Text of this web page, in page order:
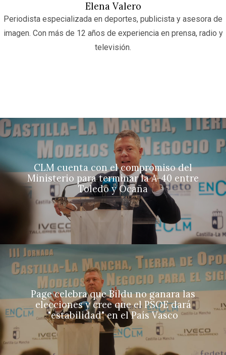
Elena Valero
Periodista especializada en deportes, publicista y asesora de
imagen. Con más de 12 años de experiencia en prensa, radio y
televisión.
CLM cuenta con el compromiso del
Ministerio para terminar la A-40 entre
Toledo y Ocaña
Page celebra que Bildu no ganara las
elecciones y cree que el PSOE dará
"estabilidad" en el País Vasco